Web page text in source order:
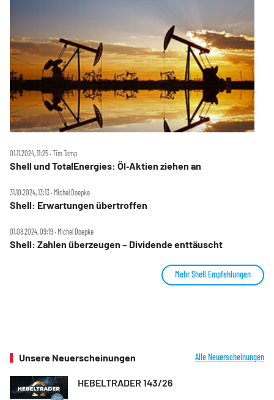
01.11.2024, 11:25 ‧ Tim Temp
Shell und TotalEnergies: Öl‑Aktien ziehen an
31.10.2024, 13:13 ‧ Michel Doepke
Shell: Erwartungen übertroffen
01.08.2024, 09:19 ‧ Michel Doepke
Shell: Zahlen überzeugen – Dividende enttäuscht
Mehr Shell Empfehlungen
Unsere Neuerscheinungen Alle Neuerscheinungen
HEBELTRADER 143/26